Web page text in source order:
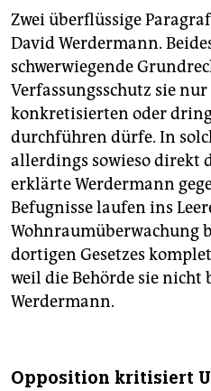
Zwei überflüssige
David Werdermann.
schwerwiegende
Verfassungsschutz sie
konkretisierten oder
durchführen dürfe. In
allerdings sowieso direkt
erklärte Werdermann
Befugnisse laufen ins
Wohnraumüberwachung
dortigen Gesetzes
weil die Behörde sie nicht
Werdermann.
Opposition kritisiert